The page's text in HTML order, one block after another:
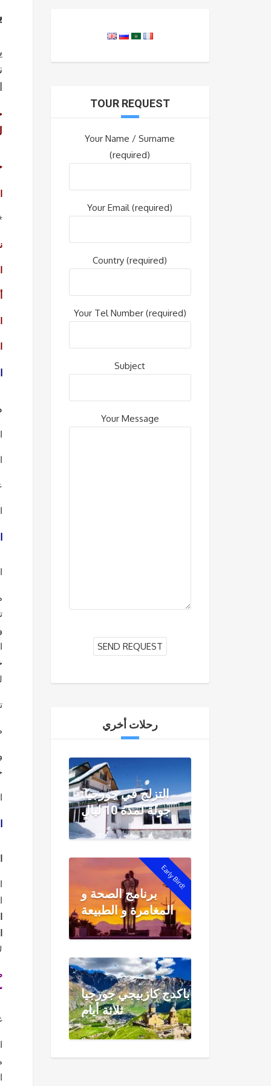
الي
TOUR REQUEST
Your Name / Surname
(required)
Your Email (required)
Country (required)
Your Tel Number (required)
Subject
Your Message
رحلات أخري
التزلج في جورجيا:
جولة لمدة 10 ليالٍ
Early Bird!
برنامج الصحة و
المغامرة و الطبيعة
باكدج كازبيجي جورجيا
ثلاثة أيام